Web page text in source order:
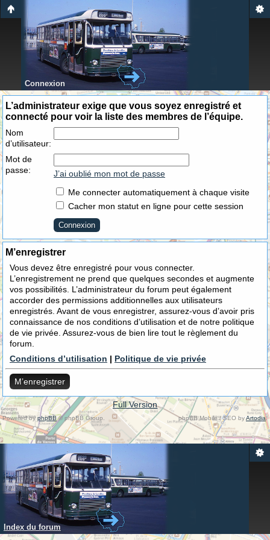
Connexion
L’administrateur exige que vous soyez enregistré et
connecté pour voir la liste des membres de l’équipe.
Nom
d’utilisateur:
Mot de
passe:
J’ai oublié mon mot de passe
Me connecter automatiquement à chaque visite
Cacher mon statut en ligne pour cette session
M’enregistrer
Vous devez être enregistré pour vous connecter.
L’enregistrement ne prend que quelques secondes et augmente
vos possibilités. L’administrateur du forum peut également
accorder des permissions additionnelles aux utilisateurs
enregistrés. Avant de vous enregistrer, assurez-vous d’avoir pris
connaissance de nos conditions d’utilisation et de notre politique
de vie privée. Assurez-vous de bien lire tout le règlement du
forum.
Conditions d’utilisation | Politique de vie privée
M’enregistrer
Full Version
Powered byphpBB© phpBB Group. phpBB Mobile / SEO byArtodia.
Index du forum